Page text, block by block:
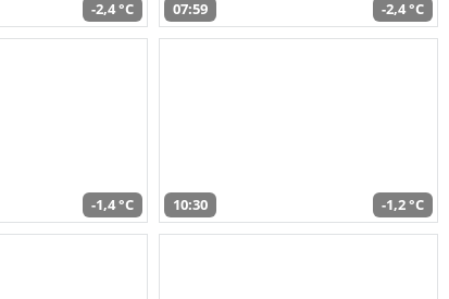
-2,4 °C 07:59 -2,4 °C
-1,4 °C 10:30 -1,2 °C